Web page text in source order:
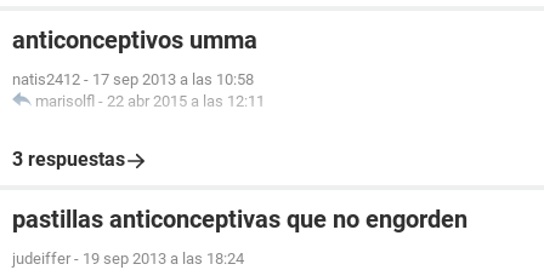
anticonceptivos umma
natis2412 - 17 sep 2013 a las 10:58
marisolfl - 22 abr 2015 a las 12:11
3 respuestas
pastillas anticonceptivas que no engorden
judeiffer - 19 sep 2013 a las 18:24